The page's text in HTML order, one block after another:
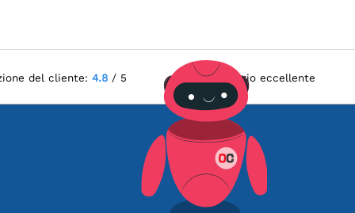
del cliente: 4.8/ 5 Servizio eccellente